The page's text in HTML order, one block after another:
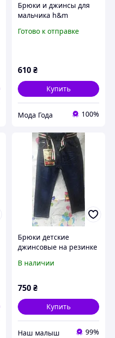
Брюки и джинсы для
мальчика h&m
Готово к отправке
610₴
Купить
Мода Года 100%
Брюки детские
джинсовые на резинке
В наличии
750₴
Купить
‏Наш малыш 99%